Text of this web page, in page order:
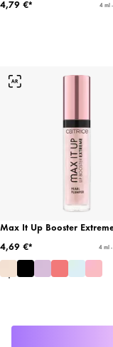
4,79 €*
4 ml
Max It Up Booster
4,69 €*
4 ml